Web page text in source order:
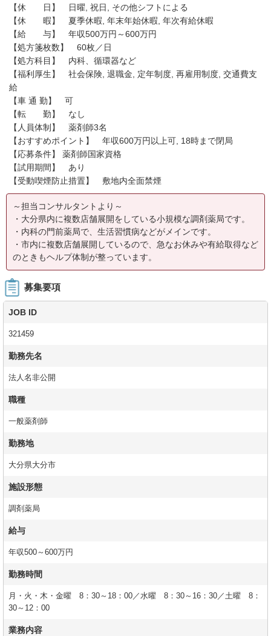
【休 日】 日曜, 祝日, その他シフトによる
【休 暇】 夏季休暇, 年末年始休暇, 年次有給休暇
【給 与】 年収500万円～600万円
【処方箋枚数】 60枚／日
【処方科目】 内科、循環器など
【福利厚生】 社会保険, 退職金, 定年制度, 再雇用制度, 交通費支
給
【車 通 勤】 可
【転 勤】 なし
【人員体制】 薬剤師3名
【おすすめポイント】 年収600万円以上可, 18時まで閉局
【応募条件】 薬剤師国家資格
【試用期間】 あり
【受動喫煙防止措置】 敷地内全面禁煙
～担当コンサルタントより～
・大分県内に複数店舗展開をしている小規模な調剤薬局です。
・内科の門前薬局で、生活習慣病などがメインです。
・市内に複数店舗展開しているので、急なお休みや有給取得など
のときもヘルプ体制が整っています。
募集要項
JOB ID
321459
勤務先名
法人名非公開
職種
一般薬剤師
勤務地
大分県大分市
施設形態
調剤薬局
給与
年収500～600万円
勤務時間
月・火・木・金曜 8：30～18：00／水曜 8：30～16：30／土曜 8：
30～12：00
業務内容